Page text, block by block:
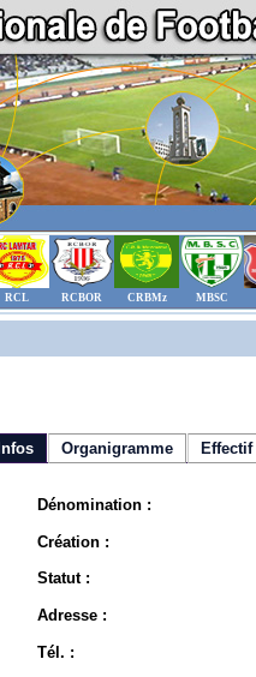
RCL RCBOR CRBMz MBSC
Infos Organigramme Effectif
Dénomination :
Création :
Statut :
Adresse :
Tél. :